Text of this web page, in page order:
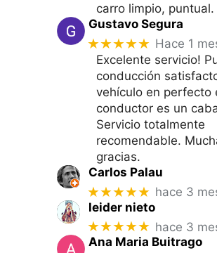
carro limpio, puntual.
Gustavo Segura
★★★★★ Hace 1
Excelente servicio!
conducción
vehículo en perfecto
conductor es un
Servicio totalmente
recomendable.
gracias.
Carlos Palau
★★★★★ hace 3
leider nieto
★★★★★ hace 3
Ana Maria Buitrago